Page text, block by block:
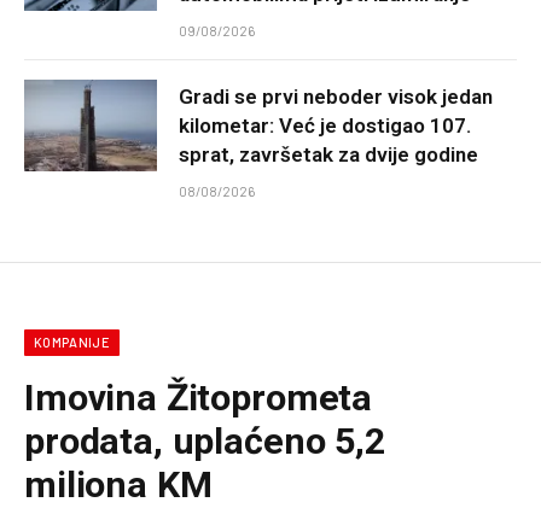
09/08/2026
Gradi se prvi neboder visok jedan
kilometar: Već je dostigao 107.
sprat, završetak za dvije godine
08/08/2026
KOMPANIJE
Imovina Žitoprometa
prodata, uplaćeno 5,2
miliona KM